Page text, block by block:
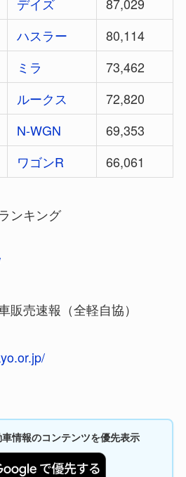
ハスラー
80,114
ミラ
73,462
ルークス
72,820
N-WGN
69,353
ワゴンR 66,061
ンキング
販売速報（全軽自協）
情報のコンテンツを優先表示